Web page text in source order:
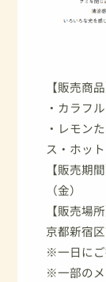
【販売商品
・カラフ
・レモン
ス・ホッ
【販売期
（金）
【販売場
京都新宿
※一日にご
※一部の